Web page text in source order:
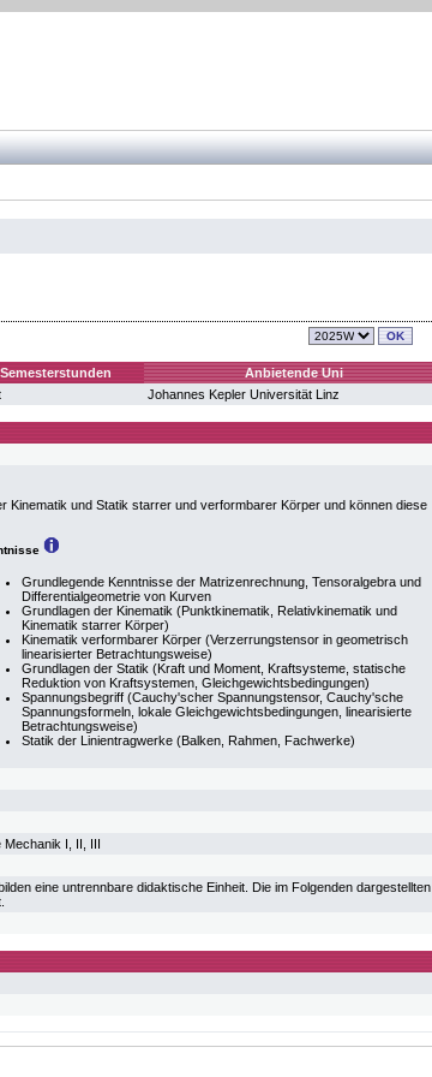
Semesterstunden
Anbietende Uni
Johannes Kepler Universität Linz
Kinematik und Statik starrer und verformbarer Körper und können diese
Grundlegende Kenntnisse der Matrizenrechnung, Tensoralgebra und
Differentialgeometrie von Kurven
Grundlagen der Kinematik (Punktkinematik, Relativkinematik und
Kinematik starrer Körper)
Kinematik verformbarer Körper (Verzerrungstensor in geometrisch
linearisierter Betrachtungsweise)
Grundlagen der Statik (Kraft und Moment, Kraftsysteme, statische
Reduktion von Kraftsystemen, Gleichgewichtsbedingungen)
Spannungsbegriff (Cauchy'scher Spannungstensor, Cauchy'sche
Spannungsformeln, lokale Gleichgewichtsbedingungen, linearisierte
Betrachtungsweise)
Statik der Linientragwerke (Balken, Rahmen, Fachwerke)
Mechanik I, II, III
eine untrennbare didaktische Einheit. Die im Folgenden dargestellten